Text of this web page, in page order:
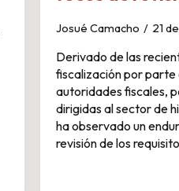
Josué Camacho 21
Derivado de las
fiscalización por parte
autoridades fiscales,
dirigidas al sector de
ha observado un
revisión de los